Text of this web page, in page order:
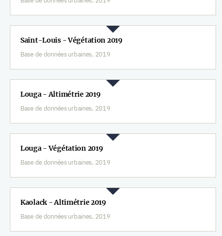
Saint-Louis - Végétation 2019
Base de données urbaines, 2019
Louga - Altimétrie 2019
Base de données urbaines, 2019
Louga - Végétation 2019
Base de données urbaines, 2019
Kaolack - Altimétrie 2019
Base de données urbaines, 2019